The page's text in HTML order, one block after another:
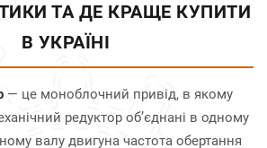
ТА ДЕ КРАЩЕ КУПИТИ
В УКРАЇНІ
— це моноблочний привід, в якому
редуктор об’єднані в одному
валу двигуна частота обертання